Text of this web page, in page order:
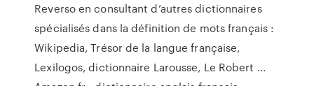
Reverso en consultant d’autres dictionnaires
spécialisés dans la définition de mots français :
Wikipedia, Trésor de la langue française,
Lexilogos, dictionnaire Larousse, Le Robert ...